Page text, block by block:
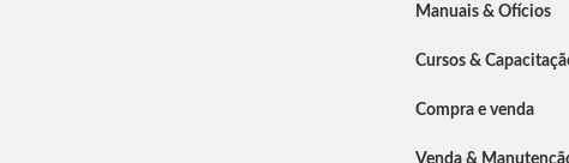
Manuais & Ofícios
Cursos &
Compra e venda
Venda &